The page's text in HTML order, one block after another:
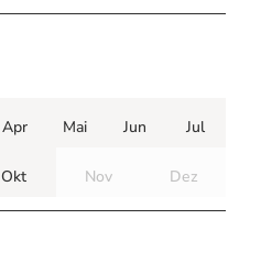
Apr Mai Jun Jul
Okt Nov Dez